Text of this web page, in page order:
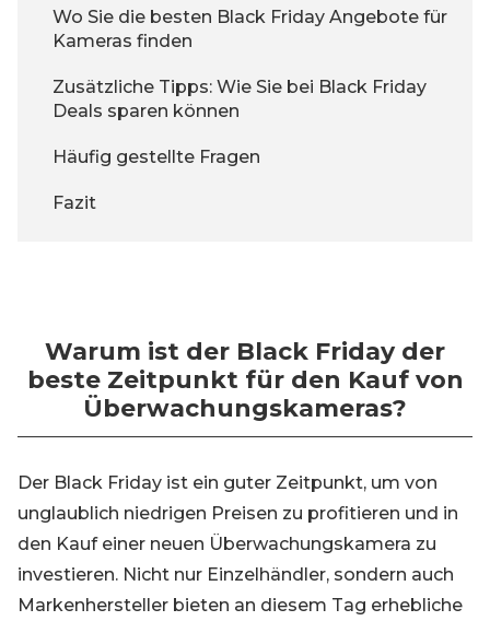
Wo Sie die besten Black Friday Angebote für
Kameras finden
Zusätzliche Tipps: Wie Sie bei Black Friday
Deals sparen können
Häufig gestellte Fragen
Fazit
Warum ist der Black Friday der
beste Zeitpunkt für den Kauf von
Überwachungskameras?
Der Black Friday ist ein guter Zeitpunkt, um von
unglaublich niedrigen Preisen zu profitieren und in
den Kauf einer neuen Überwachungskamera zu
investieren. Nicht nur Einzelhändler, sondern auch
Markenhersteller bieten an diesem Tag erhebliche